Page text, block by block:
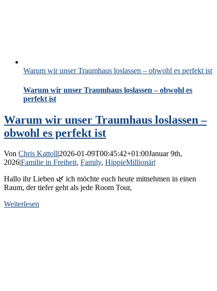
Warum wir unser Traumhaus loslassen – obwohl es perfekt ist
Warum wir unser Traumhaus loslassen – obwohl es
perfekt ist
Warum wir unser Traumhaus loslassen –
obwohl es perfekt ist
Von Chris Kattoll|2026-01-09T00:45:42+01:00Januar 9th,
2026|Familie in Freiheit, Family, HippieMillionär|
Hallo ihr Lieben 🌿 ich möchte euch heute mitnehmen in einen
Raum, der tiefer geht als jede Room Tour,
Weiterlesen